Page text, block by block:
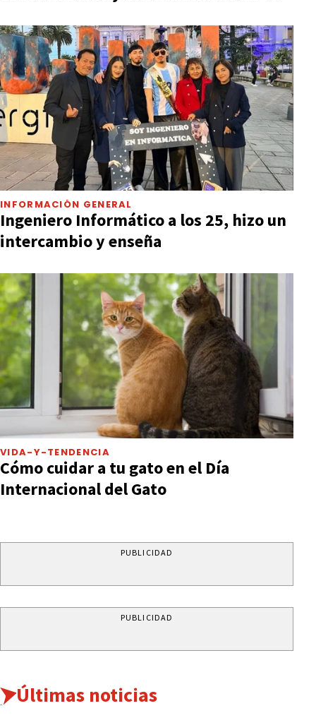
INFORMACIÓN GENERAL
Ingeniero Informático a los 25, hizo un
intercambio y enseña
VIDA-Y-TENDENCIA
Cómo cuidar a tu gato en el Día
Internacional del Gato
PUBLICIDAD
PUBLICIDAD
Últimas noticias